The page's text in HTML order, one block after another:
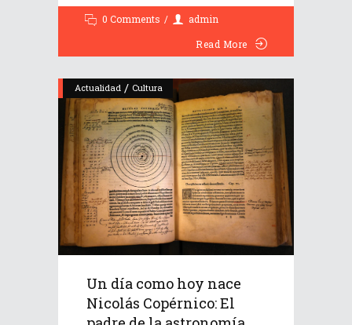
0 Comments
admin
Read More
Actualidad / Cultura
Un día como hoy nace
Nicolás Copérnico: El